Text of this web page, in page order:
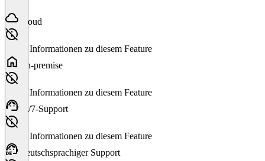
Cloud
Keine Informationen zu diesem Feature
On-premise
Keine Informationen zu diesem Feature
24/7-Support
Keine Informationen zu diesem Feature
Deutschsprachiger Support